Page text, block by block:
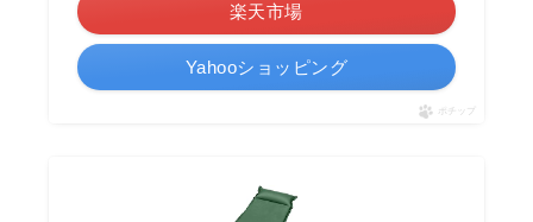
楽天市場
Yahooショッピング
ポチップ